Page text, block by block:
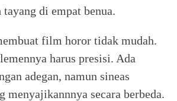
tayang di empat benua.
film horor tidak mudah.
harus presisi. Ada
adegan, namun sineas
menyajikannnya secara berbeda.